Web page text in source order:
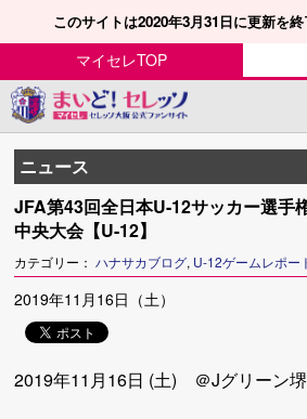
このサイトは2020年3月31日に更新を終
マイセレTOP
ニュース
JFA第43回全日本U-12サッカー選
中央大会【U-12】
カテゴリー：ハナサカブログ, U-12ゲームレポー
2019年11月16日（土）
2019年11月16日 (土) ＠Jグリーン堺